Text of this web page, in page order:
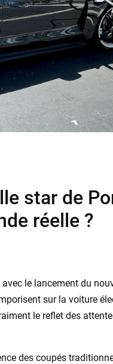
star de
réelle ?
le lancement du
sur la voiture
le reflet des
des coupés